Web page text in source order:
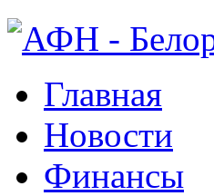
Главная
Новости
Финансы